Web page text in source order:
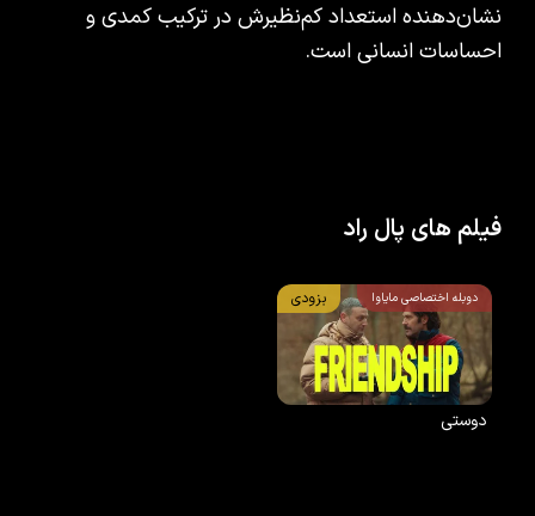
نشان‌دهنده استعداد کم‌نظیرش در ترکیب کمدی و
احساسات انسانی است.
فیلم های پال راد
دوبله اختصاصی مایاوا بزودی
دوستی